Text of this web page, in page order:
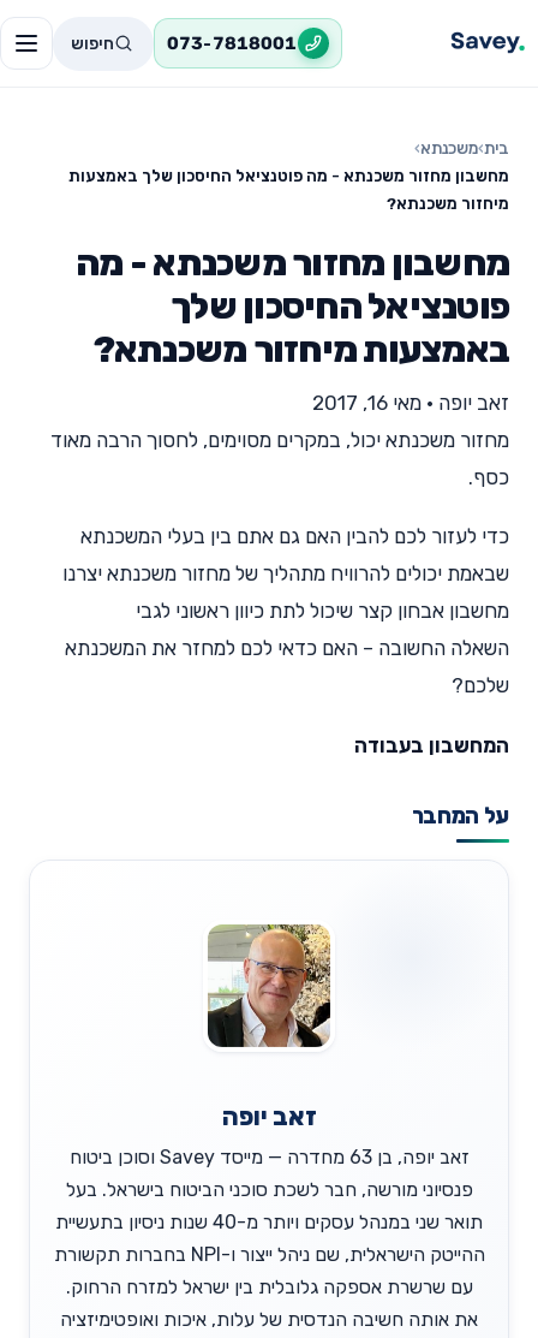
073-7818001 חיפוש
בית›משכנתא›
מחשבון מחזור משכנתא - מה פוטנציאל החיסכון שלך באמצעות
מיחזור משכנתא?
מחשבון מחזור משכנתא - מה
פוטנציאל החיסכון שלך
באמצעות מיחזור משכנתא?
זאב יופה • מאי 16, 2017
מחזור משכנתא יכול, במקרים מסוימים, לחסוך הרבה מאוד
כסף.
כדי לעזור לכם להבין האם גם אתם בין בעלי המשכנתא
שבאמת יכולים להרוויח מתהליך של מחזור משכנתא יצרנו
מחשבון אבחון קצר שיכול לתת כיוון ראשוני לגבי
השאלה החשובה – האם כדאי לכם למחזר את המשכנתא
שלכם?
המחשבון בעבודה
על המחבר
זאב יופה
זאב יופה, בן 63 מחדרה — מייסד Savey וסוכן ביטוח
פנסיוני מורשה, חבר לשכת סוכני הביטוח בישראל. בעל
תואר שני במנהל עסקים ויותר מ-40 שנות ניסיון בתעשיית
ההייטק הישראלית, שם ניהל ייצור ו-NPI בחברות תקשורת
עם שרשרת אספקה גלובלית בין ישראל למזרח הרחוק.
את אותה חשיבה הנדסית של עלות, איכות ואופטימיזציה